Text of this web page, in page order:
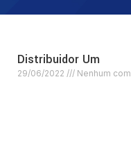
Distribuidor Um
29/06/2022 Nenhum